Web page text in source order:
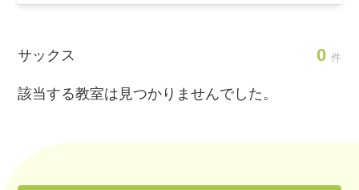
サックス 0 件
該当する教室は見つかりませんでした。